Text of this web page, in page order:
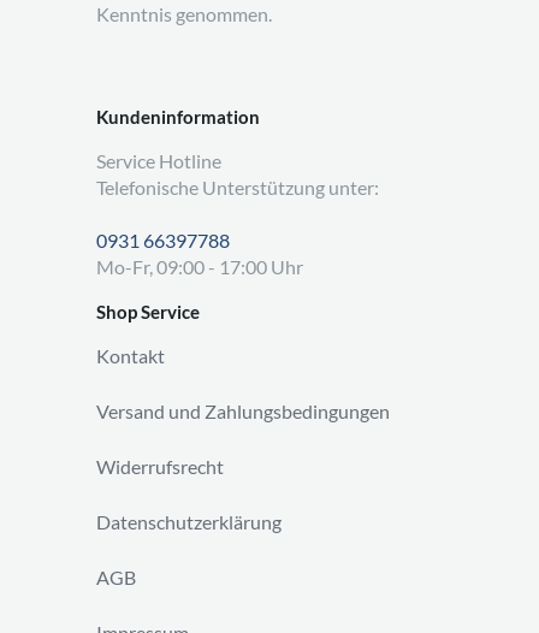
Kundeninformation
Service Hotline
Telefonische Unterstützung unter:
0931 66397788
Mo-Fr, 09:00 - 17:00 Uhr
Shop Service
Kontakt
Versand und Zahlungsbedingungen
Widerrufsrecht
Datenschutzerklärung
AGB
Kenntnis genommen.